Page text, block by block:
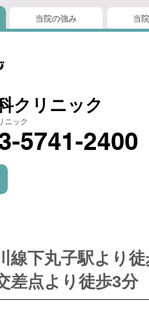
当院の強み 当
クリニック
ニック
5741-2400
線下丸子駅より
差点より徒歩3分